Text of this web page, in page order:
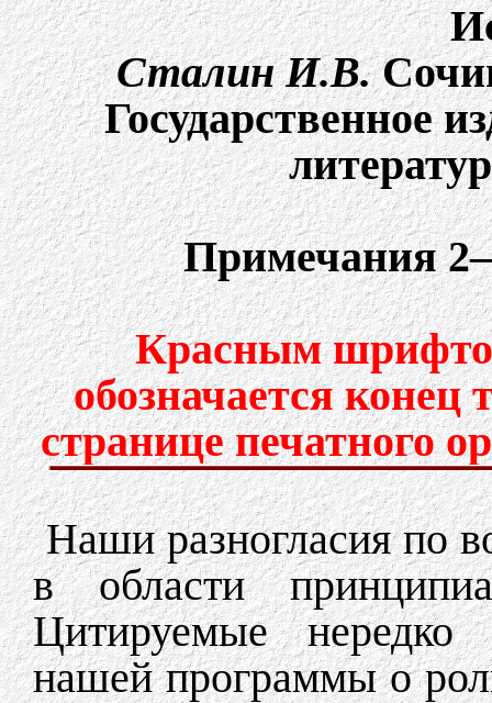
Сталин И.В.
Государственное
Примечания
Красным
обозначается конец
странице печатного
Наши разногласия по
в области
Цитируемые
нашей программы о